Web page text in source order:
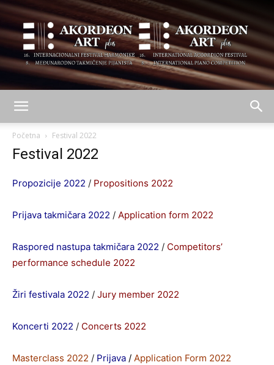
Početna Festival 2022
Festival 2022
Propozicije 2022 / Propositions 2022
Prijava takmičara 2022 / Application form 2022
Raspored nastupa takmičara 2022 / Competitors’
performance schedule 2022
Žiri festivala 2022 / Jury member 2022
Koncerti 2022 / Concerts 2022
Masterclass 2022 / Prijava / Application Form 2022